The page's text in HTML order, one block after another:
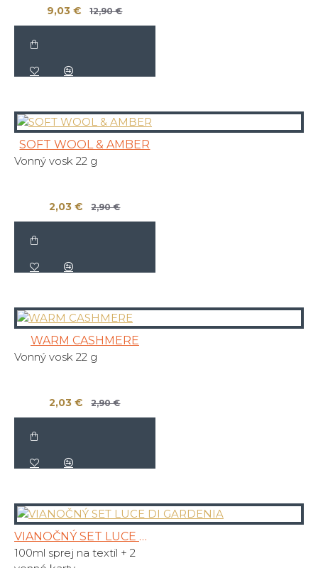
9,03 € 12,90 €
SOFT WOOL & AMBER
Vonný vosk 22 g
2,03 € 2,90 €
WARM CASHMERE
Vonný vosk 22 g
2,03 € 2,90 €
VIANOČNÝ SET LUCE DI GARDENIA
100ml sprej na textil + 2